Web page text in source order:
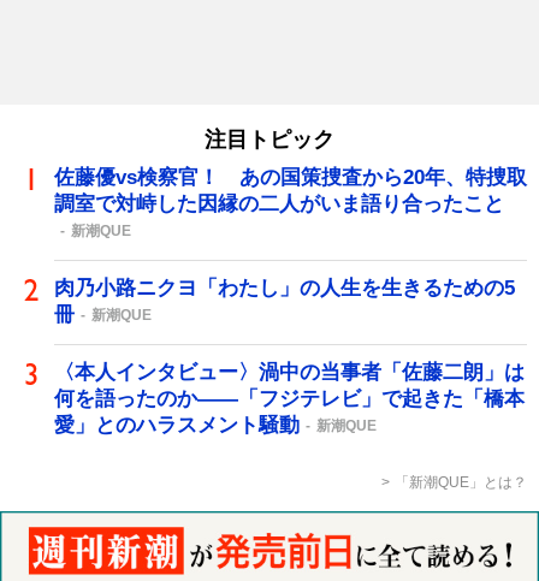
注目トピック
佐藤優vs検察官！ あの国策捜査から20年、特捜取
調室で対峙した因縁の二人がいま語り合ったこと
新潮QUE
肉乃小路ニクヨ「わたし」の人生を生きるための5
冊
新潮QUE
〈本人インタビュー〉渦中の当事者「佐藤二朗」は
何を語ったのか――「フジテレビ」で起きた「橋本
愛」とのハラスメント騒動
新潮QUE
「新潮QUE」とは？